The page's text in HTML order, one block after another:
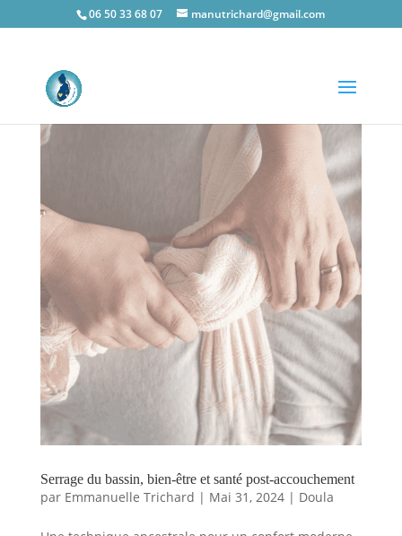
06 50 33 68 07 manutrichard@gmail.com
Serrage du bassin, bien-être et santé post-accouchement
par Emmanuelle Trichard | Mai 31, 2024| Doula